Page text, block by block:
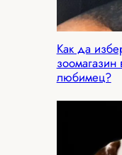
Как да
любимец?